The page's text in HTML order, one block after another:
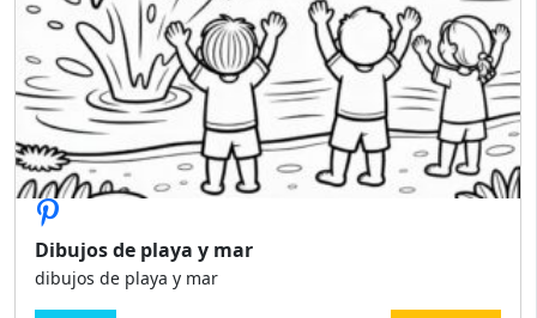
Dibujos de playa y mar
dibujos de playa y mar